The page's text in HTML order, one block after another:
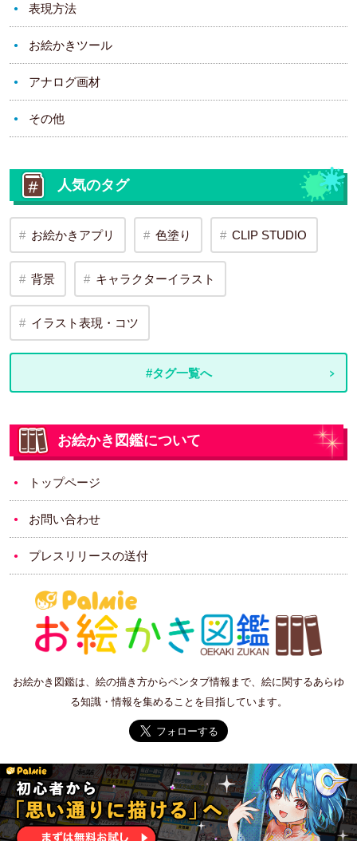
表現方法
お絵かきツール
アナログ画材
その他
人気のタグ
お絵かきアプリ 色塗り CLIP STUDIO
背景 キャラクターイラスト
イラスト表現・コツ
#タグ一覧へ
お絵かき図鑑について
トップページ
お問い合わせ
プレスリリースの送付
お絵かき図鑑は、絵の描き方からペンタブ情報まで、絵に関するあらゆ
る知識・情報を集めることを目指しています。